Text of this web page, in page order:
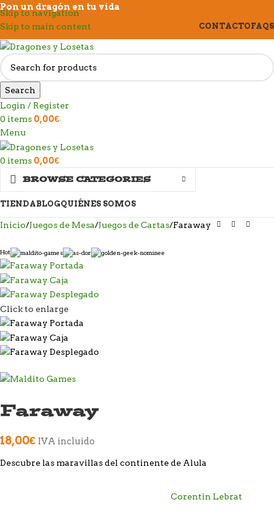
Skip to navigation
Skip to main content
Pon un dragón en tu vida
CONTACTOFAQS
Search
Login / Register
0 items 0,00€
Menu
0 items 0,00€
BROWSE CATEGORIES
TIENDABLOGQUIÉNES SOMOS
Inicio Juegos de Mesa Juegos de Cartas Faraway
Hot
Click to enlarge
Faraway
18,00€ IVA incluido
Descubre las maravillas del continente de Alula
Corentin Lebrat